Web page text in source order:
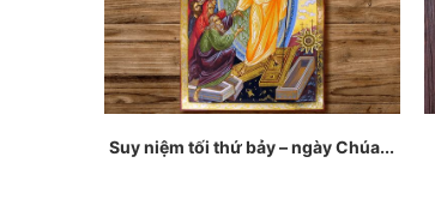
Suy niệm tối thứ bảy – ngày Chúa...